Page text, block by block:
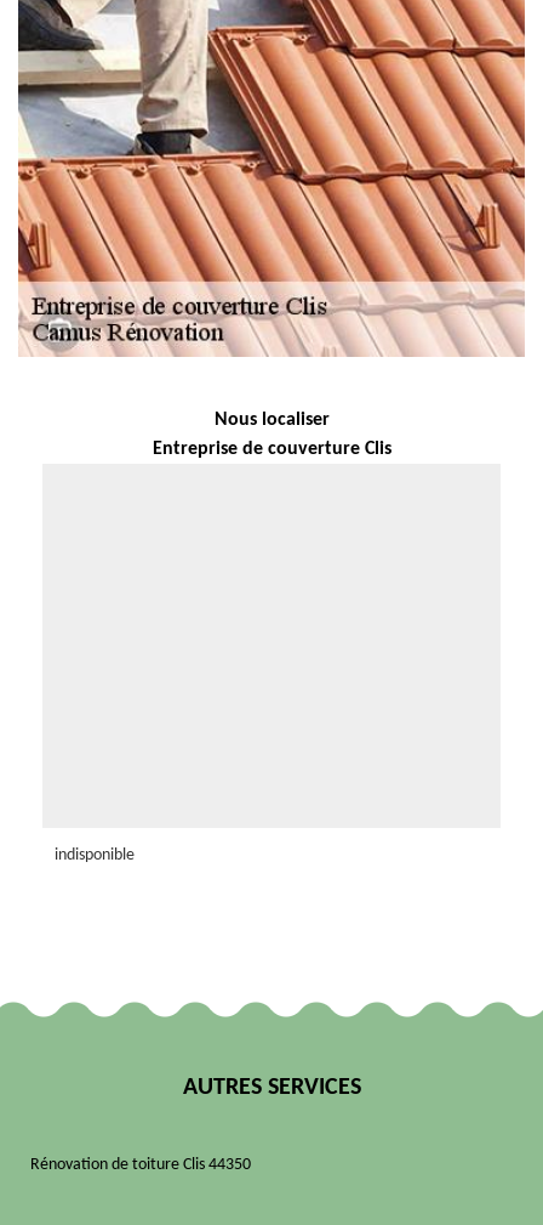
Nous localiser
Entreprise de couverture Clis
indisponible
AUTRES SERVICES
Rénovation de toiture Clis 44350